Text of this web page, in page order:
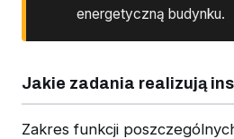
energetyczną budynku.
Jakie zadania realizują
Zakres funkcji